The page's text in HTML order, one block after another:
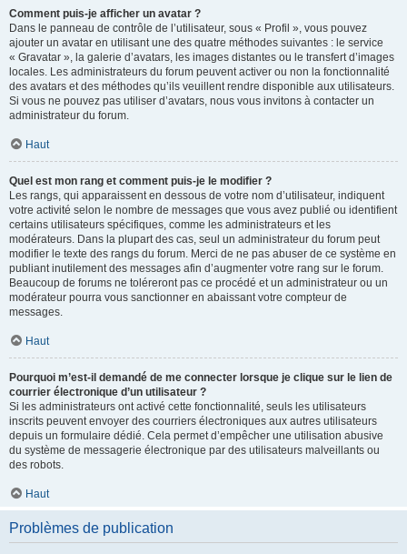
Comment puis-je afficher un avatar ?
Dans le panneau de contrôle de l’utilisateur, sous « Profil », vous pouvez
ajouter un avatar en utilisant une des quatre méthodes suivantes : le service
« Gravatar », la galerie d’avatars, les images distantes ou le transfert d’images
locales. Les administrateurs du forum peuvent activer ou non la fonctionnalité
des avatars et des méthodes qu’ils veuillent rendre disponible aux utilisateurs.
Si vous ne pouvez pas utiliser d’avatars, nous vous invitons à contacter un
administrateur du forum.
Haut
Quel est mon rang et comment puis-je le modifier ?
Les rangs, qui apparaissent en dessous de votre nom d’utilisateur, indiquent
votre activité selon le nombre de messages que vous avez publié ou identifient
certains utilisateurs spécifiques, comme les administrateurs et les
modérateurs. Dans la plupart des cas, seul un administrateur du forum peut
modifier le texte des rangs du forum. Merci de ne pas abuser de ce système en
publiant inutilement des messages afin d’augmenter votre rang sur le forum.
Beaucoup de forums ne toléreront pas ce procédé et un administrateur ou un
modérateur pourra vous sanctionner en abaissant votre compteur de
messages.
Haut
Pourquoi m’est-il demandé de me connecter lorsque je clique sur le lien de
courrier électronique d’un utilisateur ?
Si les administrateurs ont activé cette fonctionnalité, seuls les utilisateurs
inscrits peuvent envoyer des courriers électroniques aux autres utilisateurs
depuis un formulaire dédié. Cela permet d’empêcher une utilisation abusive
du système de messagerie électronique par des utilisateurs malveillants ou
des robots.
Haut
Problèmes de publication